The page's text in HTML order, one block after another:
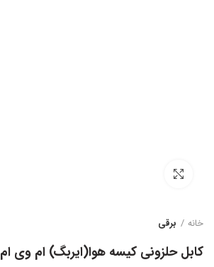
خانه برقی
کابل حلزونی کیسه هوا(ایربگ) ام وی ام 550